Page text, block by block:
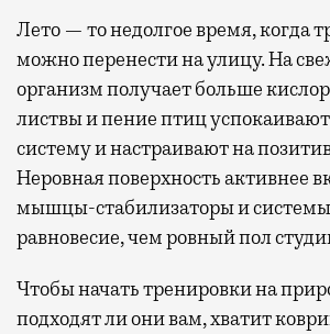
Лето — то недолгое время, когда
можно перенести на улицу. На
организм получает больше
листвы и пение птиц
систему и настраивают на
Неровная поверхность активнее
мышцы-стабилизаторы и
равновесие, чем ровный пол
Чтобы начать тренировки на
подходят ли они вам, хватит